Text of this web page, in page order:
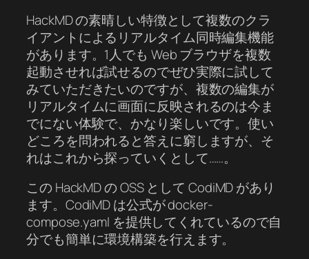
HackMD の素晴しい特徴として複数のクラ
イアントによるリアルタイム同時編集機能
があります。1人でも Web ブラウザを複数
起動させれば試せるのでぜひ実際に試して
みていただきたいのですが、複数の編集が
リアルタイムに画面に反映されるのは今ま
でにない体験で、かなり楽しいです。使い
どころを問われると答えに窮しますが、そ
れはこれから探っていくとして……。
この HackMD の OSS として CodiMD があり
ます。CodiMD は公式が docker-
compose.yaml を提供してくれているので自
分でも簡単に環境構築を行えます。